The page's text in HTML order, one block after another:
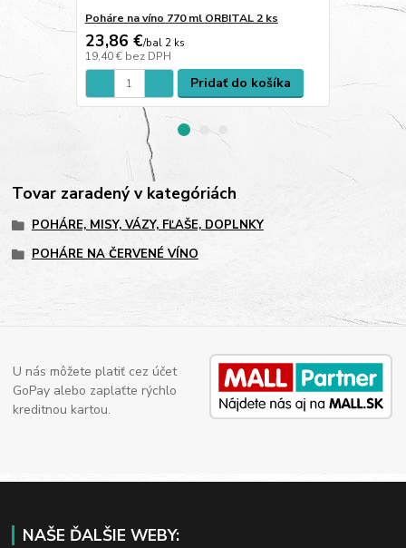
Poháre na víno 770 ml ORBITAL 2 ks
23,86 €/bal 2 ks
19,40 € bez DPH
Pridať do košíka
Tovar zaradený v kategóriách
POHÁRE, MISY, VÁZY, FĽAŠE, DOPLNKY
POHÁRE NA ČERVENÉ VÍNO
U nás môžete platiť cez účet
GoPay alebo zaplaťte rýchlo
kreditnou kartou.
NAŠE ĎALŠIE WEBY: